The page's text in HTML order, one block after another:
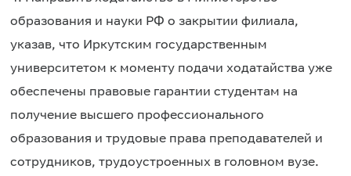
образования и науки РФ о закрытии филиала,
указав, что Иркутским государственным
университетом к моменту подачи ходатайства уже
обеспечены правовые гарантии студентам на
получение высшего профессионального
образования и трудовые права преподавателей и
сотрудников, трудоустроенных в головном вузе.